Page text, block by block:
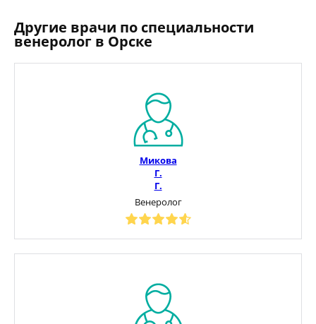
Другие врачи по специальности
венеролог в Орске
Микова
Г.
Г.
Венеролог